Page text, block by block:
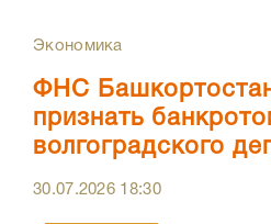
Экономика
ФНС
признать
волгоградского
30.07.2026 18:30